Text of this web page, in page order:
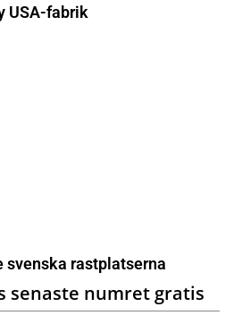
USA-fabrik
svenska rastplatserna
senaste numret gratis